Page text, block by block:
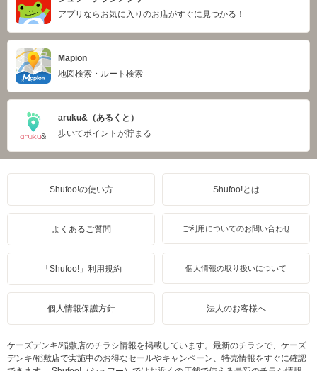
アプリならお気に入りのお店がすぐに見つかる！
Mapion
地図検索・ルート検索
aruku&（あるくと）
歩いてポイントが貯まる
Shufoo!の使い方 Shufoo!とは
よくあるご質問 ご利用についてのお問い合わせ
「Shufoo!」利用規約 個人情報の取り扱いについて
個人情報保護方針 法人のお客様へ
ケーズデンキ/稲敷店のチラシ情報を掲載しています。最新のチラシで、ケーズ
デンキ/稲敷店で実施中のお得なセールやキャンペーン、特売情報をすぐに確認